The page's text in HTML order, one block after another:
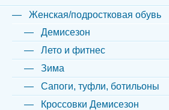
Женская/подростковая обувь
Демисезон
Лето и фитнес
Зима
Сапоги, туфли, ботильоны
Кроссовки Демисезон